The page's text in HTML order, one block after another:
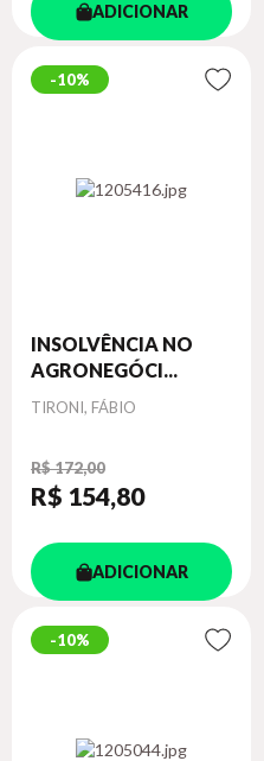
ADICIONAR
10%
INSOLVÊNCIA NO
AGRONEGÓCI...
Autor
TIRONI, FÁBIO
R$ 172,00
R$ 154,80
ADICIONAR
10%